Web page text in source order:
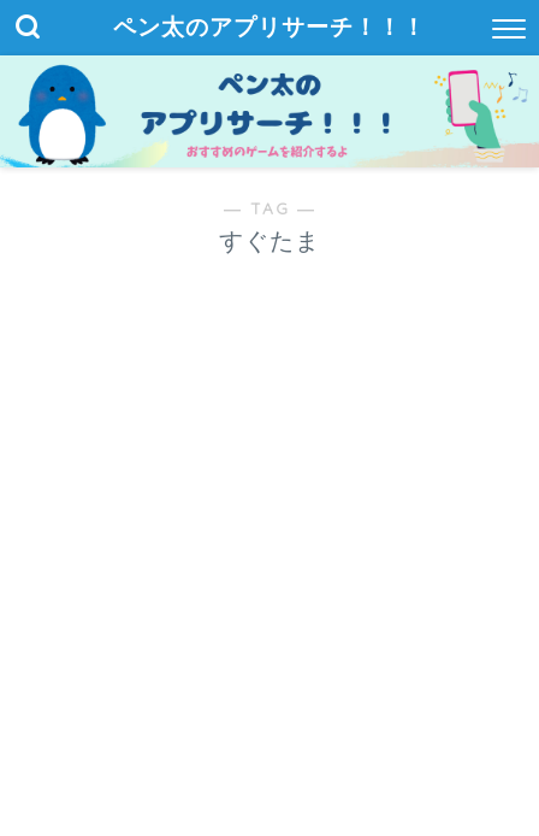
ペン太のアプリサーチ！！！
― TAG ―
すぐたま